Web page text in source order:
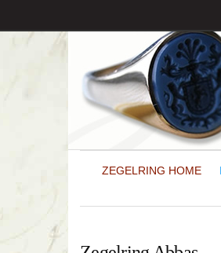
ZEGELRING HOME